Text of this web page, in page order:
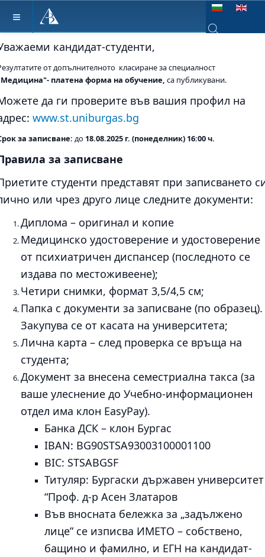
Изберете език
кандидат-студенти,
от допълнителното класиране за специалност
платена форма на обучение, са публикувани.
да ги проверите във вашия профил на
www.st.uniburgas.bg
за записване: до 18.08.2025 г. (понеделник) 16:00 ч.
за записване
студенти представят при записването
или чрез друго лице следните документи:
Диплома – оригинал и копие
Медицинско удостоверение и удостоверение
от психиатричен диспансер (последното се
издава по местоживеене);
Четири снимки, формат 3,5/4,5 см;
Папка с документи за записване (по образец).
Закупува се от касата на университета;
Лична карта – след проверка се връща на
студента;
Документ за внесена семестриална такса (за
ваше улеснение до Учебно-информационен
отдел има клон EasyPay).
Банка ДСК – клон Бургас
IBAN: BG90STSA93003100001100
BIC: STSABGSF
Титуляр: Бургаски държавен университет
“Проф. д-р Асен Златаров
Във вносната бележка за „задължено
лице” се изписва ИМЕТО – собствено,
бащино и фамилно, и ЕГН на кандидат-